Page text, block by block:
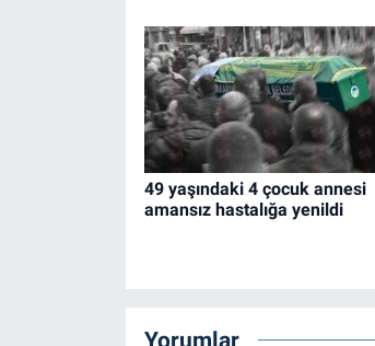
49 yaşındaki 4 çocuk annesi
amansız hastalığa yenildi
Yorumlar